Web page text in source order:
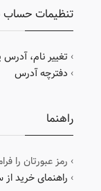
تنظیمات حساب
› تغییر نام،
› دفترچه آدرس
راهنما
› رمز عبورتان را
› راهنمای خرید